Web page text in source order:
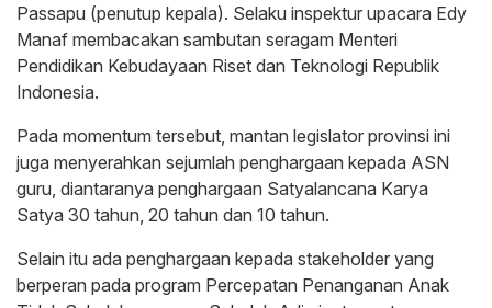
Passapu (penutup kepala). Selaku inspektur upacara Edy
Manaf membacakan sambutan seragam Menteri
Pendidikan Kebudayaan Riset dan Teknologi Republik
Indonesia.
Pada momentum tersebut, mantan legislator provinsi ini
juga menyerahkan sejumlah penghargaan kepada ASN
guru, diantaranya penghargaan Satyalancana Karya
Satya 30 tahun, 20 tahun dan 10 tahun.
Selain itu ada penghargaan kepada stakeholder yang
berperan pada program Percepatan Penanganan Anak